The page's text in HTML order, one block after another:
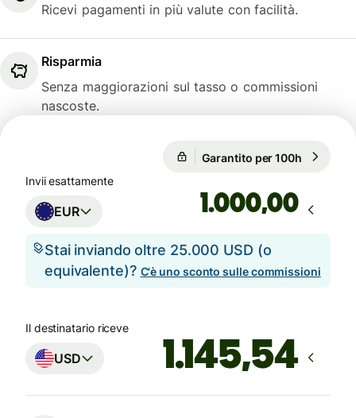
Ricevi pagamenti in più valute con facilità.
Risparmia
Senza maggiorazioni sul tasso o commissioni
nascoste.
Garantito per 100h
Invii esattamente
EUR ,00
Stai inviando oltre 25.000 USD (o
equivalente)? C'è uno sconto sulle commissioni
Il destinatario riceve
USD